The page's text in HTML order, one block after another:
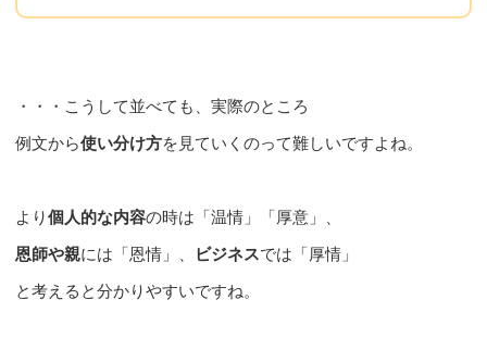
・・・こうして並べても、実際のところ
例文から使い分け方を見ていくのって難しいですよね。
より個人的な内容の時は「温情」「厚意」、
恩師や親には「恩情」、 ビジネスでは「厚情」
と考えると分かりやすいですね。